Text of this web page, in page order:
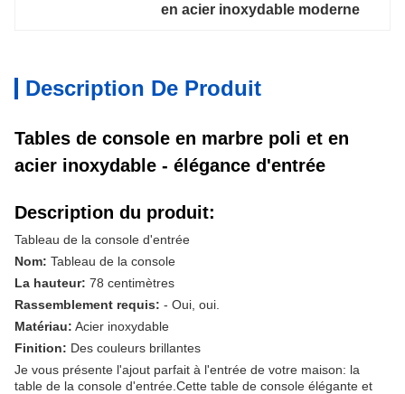
en acier inoxydable moderne
Description De Produit
Tables de console en marbre poli et en
acier inoxydable - élégance d'entrée
Description du produit:
Tableau de la console d'entrée
Nom: Tableau de la console
La hauteur: 78 centimètres
Rassemblement requis: - Oui, oui.
Matériau: Acier inoxydable
Finition: Des couleurs brillantes
Je vous présente l'ajout parfait à l'entrée de votre maison: la
table de la console d'entrée.Cette table de console élégante et